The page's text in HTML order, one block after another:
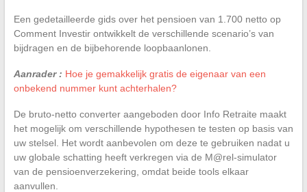
Een gedetailleerde gids over het pensioen van 1.700 netto op
Comment Investir ontwikkelt de verschillende scenario’s van
bijdragen en de bijbehorende loopbaanlonen.
Aanrader : Hoe je gemakkelijk gratis de eigenaar van een
onbekend nummer kunt achterhalen?
De bruto-netto converter aangeboden door Info Retraite maakt
het mogelijk om verschillende hypothesen te testen op basis van
uw stelsel. Het wordt aanbevolen om deze te gebruiken nadat u
uw globale schatting heeft verkregen via de M@rel-simulator
van de pensioenverzekering, omdat beide tools elkaar
aanvullen.